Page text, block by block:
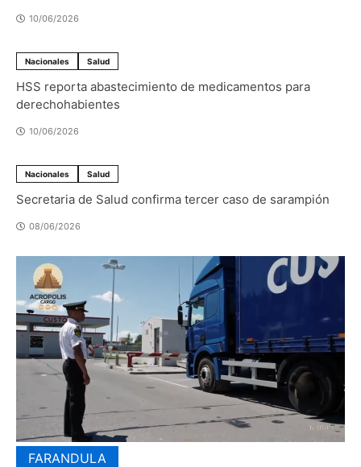
10/06/2026
Nacionales Salud
HSS reporta abastecimiento de medicamentos para
derechohabientes
10/06/2026
Nacionales Salud
Secretaria de Salud confirma tercer caso de sarampión
08/06/2026
FARANDULA